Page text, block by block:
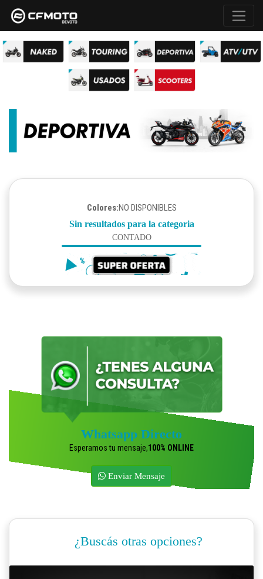
Colores:NO DISPONIBLES
Sin resultados para la categoria
CONTADO
Whatsapp Directo
Esperamos tu mensaje,100% ONLINE
Enviar Mensaje
¿Buscás otras opciones?